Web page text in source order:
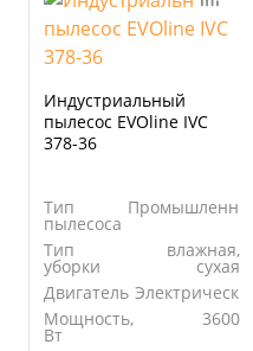
Индустриальный
пылесос EVOline IVC
378-36
Тип
пылесоса
Промышленный
Тип
уборки
влажная,
сухая
Двигатель Электрический
Мощность,
Вт
3600